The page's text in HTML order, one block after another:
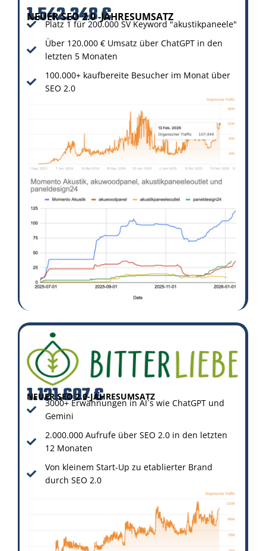
1.542.348 €
NEUER SEO 2.0 -JAHRESUMSATZ
Platz 1 für 200.000 SV Keyword "akustikpaneele"
Über 120.000 € Umsatz über ChatGPT in den
letzten 5 Monaten
100.000+ kaufbereite Besucher im Monat über
SEO 2.0
1.121.607 €
NEUER SEO 2.0-JAHRESUMSATZ
3000+ Erwähnungen in AI´s wie ChatGPT und
Gemini
2.000.000 Aufrufe über SEO 2.0 in den letzten
12 Monaten
Von kleinem Start-Up zu etablierter Brand
durch SEO 2.0